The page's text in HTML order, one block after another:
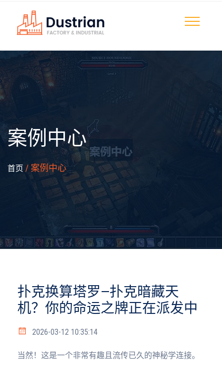
案例中心
首页 / 案例中心
扑克换算塔罗—扑克暗藏天
机？你的命运之牌正在派发中
2026-03-12 10:35:14
当然！这是一个非常有趣且流传已久的神秘学连接。